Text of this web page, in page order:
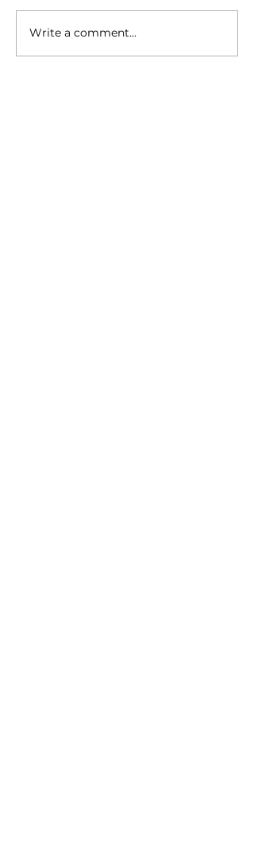
เครื่องซักประหยัดน้ำช่วย
ลดต้นทุนจริงหรือ? เรื่องที่
Write a comment...